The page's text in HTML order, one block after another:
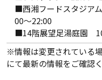
■西湘フードスタジア
00～22:00
■14階展望足湯庭園
※情報は変更されている
にて最新の情報をご確認